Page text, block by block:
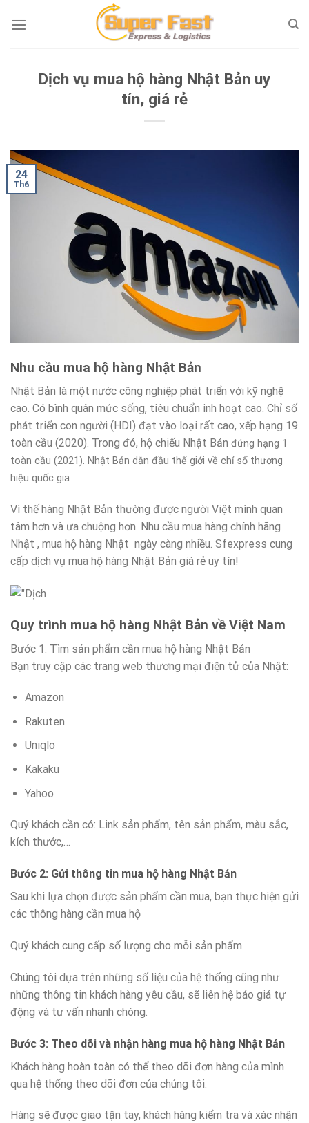
Dịch vụ mua hộ hàng Nhật Bản uy
tín, giá rẻ
24
Th6
Nhu cầu mua hộ hàng Nhật Bản
Nhật Bản là một nước công nghiệp phát triển với kỹ nghệ
cao. Có bình quân mức sống, tiêu chuẩn inh hoạt cao. Chỉ số
phát triển con người (HDI) đạt vào loại rất cao, xếp hạng 19
toàn cầu (2020). Trong đó, hộ chiếu Nhật Bản đứng hạng 1
toàn cầu (2021). Nhật Bản dẫn đầu thế giới về chỉ số thương
hiệu quốc gia
Vì thế hàng Nhật Bản thường được người Việt mình quan
tâm hơn và ưa chuộng hơn. Nhu cầu mua hàng chính hãng
Nhật , mua hộ hàng Nhật ngày càng nhiều. Sfexpress cung
cấp dịch vụ mua hộ hàng Nhật Bản giá rẻ uy tín!
Quy trình mua hộ hàng Nhật Bản về Việt Nam
Bước 1: Tìm sản phẩm cần mua hộ hàng Nhật Bản
Bạn truy cập các trang web thương mại điện tử của Nhật:
Amazon
Rakuten
Uniqlo
Kakaku
Yahoo
Quý khách cần có: Link sản phẩm, tên sản phẩm, màu sắc,
kích thước,…
Bước 2: Gửi thông tin mua hộ hàng Nhật Bản
Sau khi lựa chọn được sản phẩm cần mua, bạn thực hiện gửi
các thông hàng cần mua hộ
Quý khách cung cấp số lượng cho mỗi sản phẩm
Chúng tôi dựa trên những số liệu của hệ thống cũng như
những thông tin khách hàng yêu cầu, sẽ liên hệ báo giá tự
động và tư vấn nhanh chóng.
Bước 3: Theo dõi và nhận hàng mua hộ hàng Nhật Bản
Khách hàng hoàn toàn có thể theo dõi đơn hàng của mình
qua hệ thống theo dõi đơn của chúng tôi.
Hàng sẽ được giao tận tay, khách hàng kiểm tra và xác nhận